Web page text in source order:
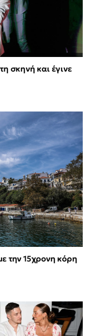
σκηνή και έγινε
την 15χρονη κόρη